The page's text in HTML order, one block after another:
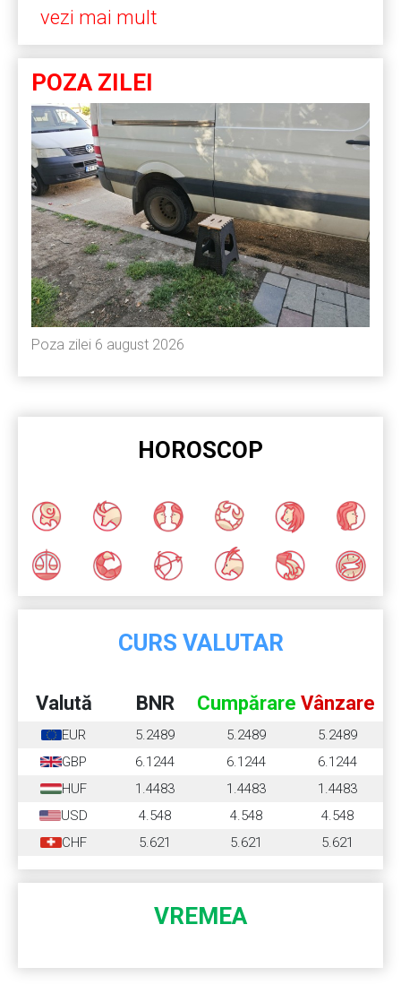
vezi mai mult
POZA ZILEI
Poza zilei 6 august 2026
HOROSCOP
CURS VALUTAR
Valută BNR Cumpărare Vânzare
EUR 5.2489 5.2489
5.2489
GBP
6.1244 6.1244
6.1244
HUF
1.4483 1.4483
1.4483
USD
4.548 4.548
4.548
CHF
5.621 5.621 5.621
VREMEA